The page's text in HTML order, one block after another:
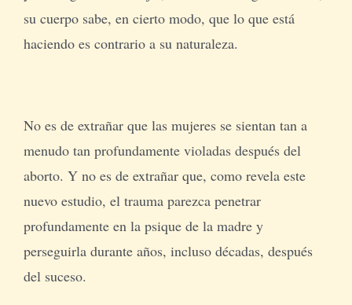
su cuerpo sabe, en cierto modo, que lo que está
haciendo es contrario a su naturaleza.
No es de extrañar que las mujeres se sientan tan a
menudo tan profundamente violadas después del
aborto. Y no es de extrañar que, como revela este
nuevo estudio, el trauma parezca penetrar
profundamente en la psique de la madre y
perseguirla durante años, incluso décadas, después
del suceso.